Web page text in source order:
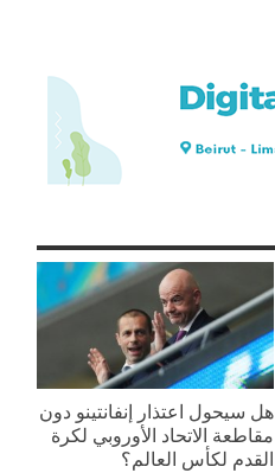
هل سيحول اعتذار إنفانتينو دون
مقاطعة الاتحاد الأوروبي لكرة
القدم لكأس العالم؟